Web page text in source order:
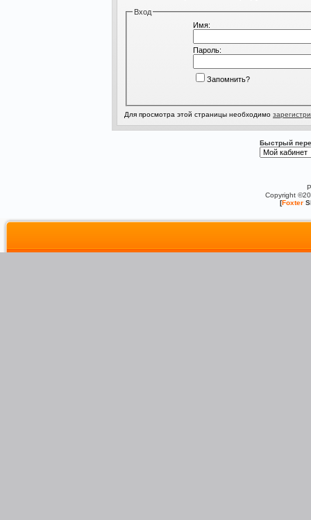
Вход
Имя:
Пароль:
Запомнить?
Для просмотра этой страницы необходимо
Быстрый
Copyright
[Foxter